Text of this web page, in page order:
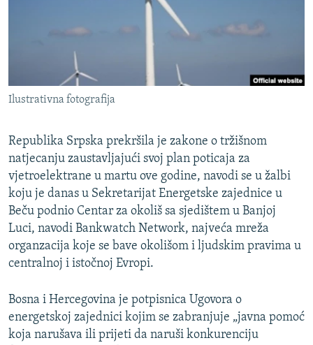
SPECIJALI RSE
VIŠE OD NASLOVA
GENOCID U SREBRENICI
POPLAVE I KLIZIŠTA U BIH 2024.
TV LIBERTY
POST SCRIPTUM
TRI DECENIJE OD RATA U BIH
SVE KARTE DEJTONA
NASTANAK I RASPAD JUGOSLAVIJE
Sve RFE/RL stranice
Ilustrativna fotografija
Republika Srpska prekršila je zakone o tržišnom
natjecanju zaustavljajući svoj plan poticaja za
vjetroelektrane u martu ove godine, navodi se u žalbi
koju je danas u Sekretarijat Energetske zajednice u
Beču podnio Centar za okoliš sa sjedištem u Banjoj
Luci, navodi Bankwatch Network, najveća mreža
organzacija koje se bave okolišom i ljudskim pravima u
centralnoj i istočnoj Evropi.
Bosna i Hercegovina je potpisnica Ugovora o
energetskoj zajednici kojim se zabranjuje „javna pomoć
koja narušava ili prijeti da naruši konkurenciju